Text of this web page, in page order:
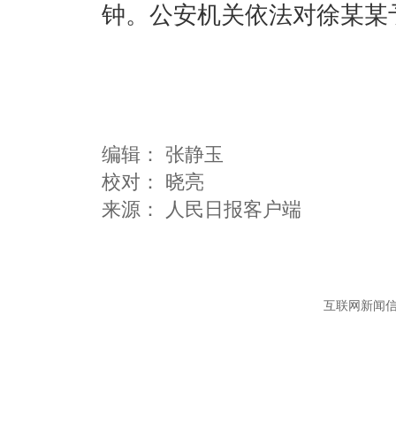
钟。公安机关依法对徐某
编辑： 张静玉
校对： 晓亮
互联网新闻